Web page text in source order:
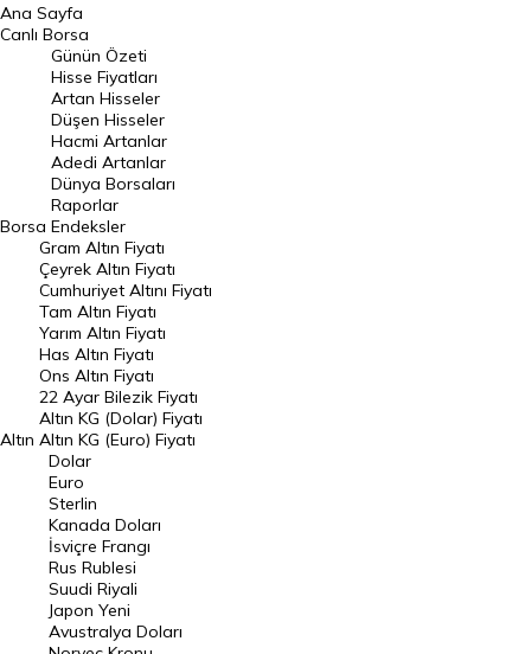
BIST 100 Hisseleri
En Çok Artan Hisseler
En Çok Düşen Hisseler
Hacmi Artanlar
Geçmiş Kapanışlar
Dünya Borsaları
Raporlar
Endeksler
DÖVİZ
Döviz Kuru
Dolar Kuru
Euro Kuru
Pound Kuru
Frank Kuru
Riyal Kuru
Avustralya Doları
Danimarka Kronu Kuru
Ana Sayfa
Canlı Borsa
Borsa
Günün Özeti
Hisse Fiyatları
Artan Hisseler
Düşen Hisseler
Hacmi Artanlar
Adedi Artanlar
Dünya Borsaları
Raporlar
Endeksler
Altın
Gram Altın Fiyatı
Çeyrek Altın Fiyatı
Cumhuriyet Altını Fiyatı
Tam Altın Fiyatı
Yarım Altın Fiyatı
Has Altın Fiyatı
Ons Altın Fiyatı
22 Ayar Bilezik Fiyatı
Altın KG (Dolar) Fiyatı
Altın KG (Euro) Fiyatı
Dolar
Euro
Sterlin
Kanada Doları
İsviçre Frangı
Rus Rublesi
Suudi Riyali
Japon Yeni
Avustralya Doları